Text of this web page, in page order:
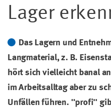
Lager
Das Lagern und
Langmaterial, z. B.
hört sich vielleicht banal
im Arbeitsalltag aber zu
Unfällen führen. "profi"